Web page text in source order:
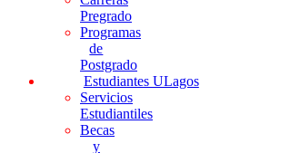
Pregrado
Programas
de
Postgrado
Estudiantes ULagos
Servicios
Estudiantiles
Becas
y